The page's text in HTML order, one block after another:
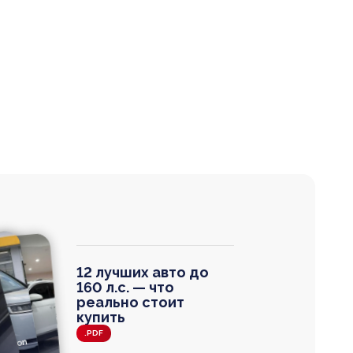
12 лучших авто до
160 л.с. — что
реально стоит
купить
.PDF